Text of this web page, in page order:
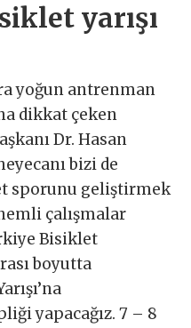
yarışı
yoğun antrenman
dikkat çeken
Dr. Hasan
bizi de
sporunu geliştirmek
çalışmalar
Bisiklet
boyutta
yapacağız. 7 – 8